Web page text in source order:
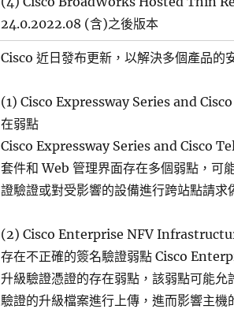
24.0.2022.08 (含)之後版本
Cisco 近日發布更新，以解決多個產品的
(1) Cisco Expressway Series and
在弱點
Cisco Expressway Series and Cisco
套件和 Web 管理界面存在多個弱點，可
證驗證或對受影響的設備進行跨站點請求
(2) Cisco Enterprise NFV
存在不正確的簽名驗證弱點 Cisco
升級驗證憑證的存在弱點，該弱點可能允
驗證的升級檔案進行上傳，進而影響主機